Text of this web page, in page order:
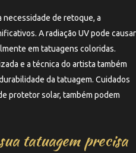
de retoque, a
A radiação UV pode causar
em tatuagens coloridas.
e a técnica do artista também
da tatuagem. Cuidados
protetor solar, também podem
tatuagem precisa